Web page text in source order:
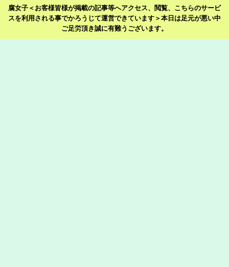
腐女子＜お客様皆様が掲載の記事等へアクセス、閲覧、こちらのサービ
スを利用される事でかろうじて運営できています＞本日は足元が悪い中
ご足労頂き誠に有難うございます。